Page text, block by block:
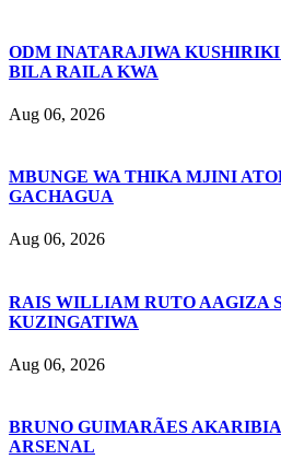
ODM INATARAJIWA
BILA RAILA KWA
Aug 06, 2026
MBUNGE WA THIKA MJINI
GACHAGUA
Aug 06, 2026
RAIS WILLIAM RUTO AAGIZA
KUZINGATIWA
Aug 06, 2026
BRUNO GUIMARÃES
ARSENAL